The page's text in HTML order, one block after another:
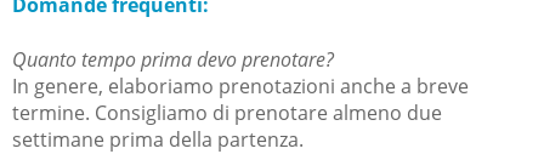
Quanto tempo prima devo prenotare?
In genere, elaboriamo prenotazioni anche a breve
termine. Consigliamo di prenotare almeno due
settimane prima della partenza.